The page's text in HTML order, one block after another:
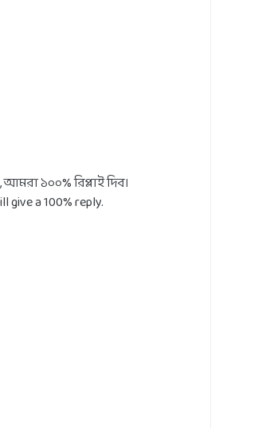
১০০% রিপ্লাই দিব।
give a 100% reply.